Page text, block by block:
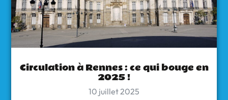
Circulation à Rennes : ce qui bouge en
2025 !
10 juillet 2025